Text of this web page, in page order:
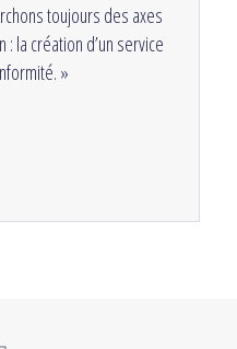
toujours des axes
la création d’un service
»